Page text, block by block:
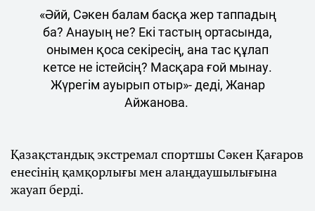
«Әйй, Сәкен балам басқа жер таппадың
ба? Анауың не? Екі тастың ортасында,
онымен қоса секіресің, ана тас құлап
кетсе не істейсің? Масқара ғой мынау.
Жүрегім ауырып отыр»- деді, Жанар
Айжанова.
Қазақстандық экстремал спортшы Сәкен Қағаров
енесінің қамқорлығы мен алаңдаушылығына
жауап берді.